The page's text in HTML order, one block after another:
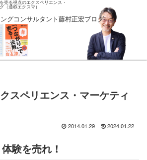
売る視点のエクスペリエンス・
（通称エクスマ）
グコンサルタント藤村正宏ブログ
スペリエンス・マーケティ
2014.01.29 2024.01.22
験を売れ！